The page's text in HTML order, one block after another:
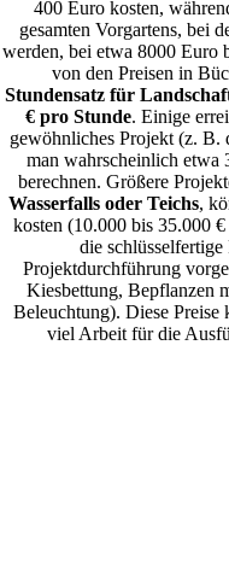
400 Euro kosten,
gesamten Vorgartens, bei
werden, bei etwa 8000 Euro
von den Preisen in
Stundensatz für
€ pro Stunde. Einige
gewöhnliches Projekt (z. B.
man wahrscheinlich etwa
berechnen. Größere
Wasserfalls oder Teichs,
kosten (10.000 bis 35.000
die schlüsselfertige
Projektdurchführung
Kiesbettung, Bepflanzen
Beleuchtung). Diese Preise
viel Arbeit für die